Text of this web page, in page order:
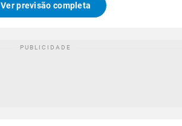
Ver previsão completa